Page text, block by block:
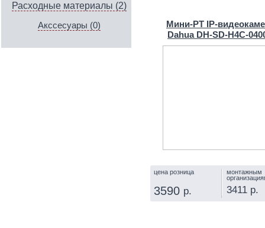
Расходные материалы (2)
Акссесуары (0)
Мини-PT IP-
Dahua DH-SD-H4C-
цена розница
3590 р.
монтажным
3411 р.